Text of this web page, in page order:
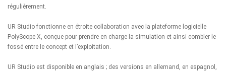
régulièrement.
UR Studio fonctionne en étroite collaboration avec la plateforme logicielle
PolyScope X, conçue pour prendre en charge la simulation et ainsi combler le
fossé entre le concept et l’exploitation.
UR Studio est disponible en anglais ; des versions en allemand, en espagnol,